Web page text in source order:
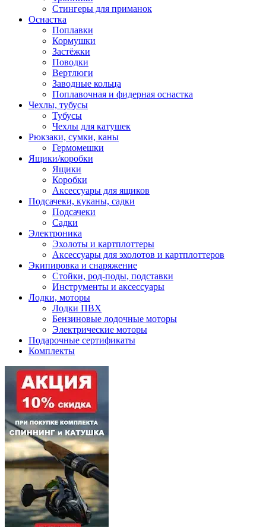
Стингеры для приманок
Оснастка
Поплавки
Кормушки
Застёжки
Поводки
Вертлюги
Заводные кольца
Поплавочная и фидерная оснастка
Чехлы, тубусы
Тубусы
Чехлы для катушек
Рюкзаки, сумки, каны
Гермомешки
Ящики/коробки
Ящики
Коробки
Аксессуары для ящиков
Подсачеки, куканы, садки
Подсачеки
Садки
Электроника
Эхолоты и картплоттеры
Аксессуары для эхолотов и картплоттеров
Экипировка и снаряжение
Стойки, род-поды, подставки
Инструменты и аксессуары
Лодки, моторы
Лодки ПВХ
Бензиновые лодочные моторы
Электрические моторы
Подарочные сертификаты
Комплекты